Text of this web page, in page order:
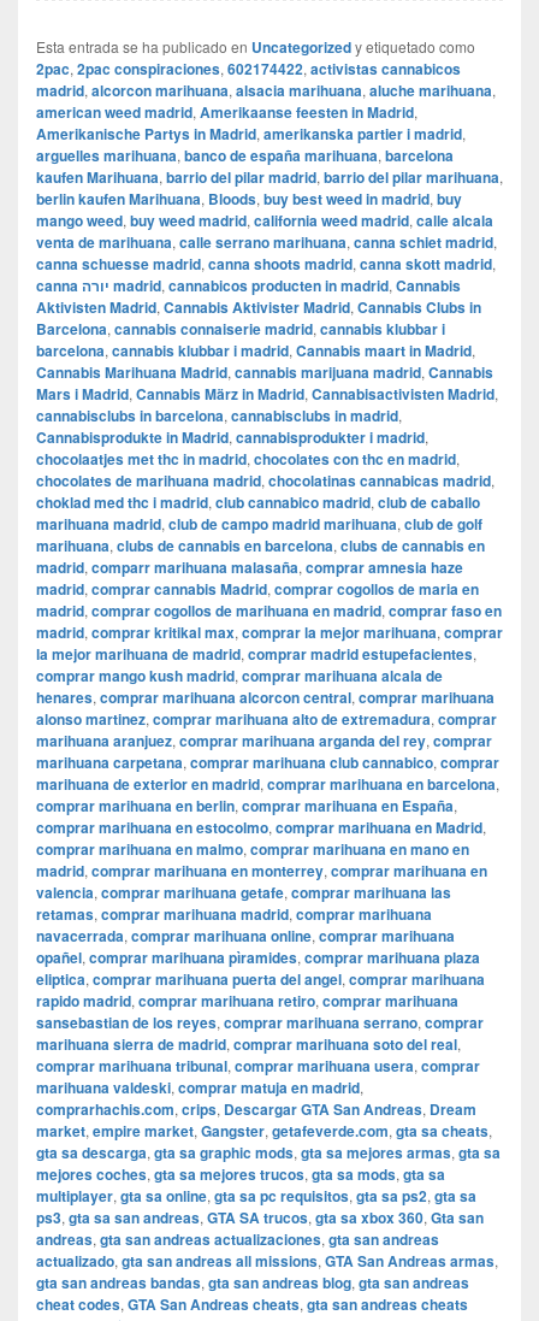
Esta entrada se ha publicado en Uncategorizedy etiquetado como
2pac, 2pac conspiraciones, 602174422, activistas cannabicos
madrid, alcorcon marihuana, alsacia marihuana, aluche marihuana,
american weed madrid, Amerikaanse feesten in Madrid,
Amerikanische Partys in Madrid, amerikanska partier i madrid,
arguelles marihuana, banco de españa marihuana, barcelona
kaufen Marihuana, barrio del pilar madrid, barrio del pilar marihuana,
berlin kaufen Marihuana, Bloods, buy best weed in madrid, buy
mango weed, buy weed madrid, california weed madrid, calle alcala
venta de marihuana, calle serrano marihuana, canna schiet madrid,
canna schuesse madrid, canna shoots madrid, canna skott madrid,
canna יורה madrid, cannabicos producten in madrid, Cannabis
Aktivisten Madrid, Cannabis Aktivister Madrid, Cannabis Clubs in
Barcelona, cannabis connaiserie madrid, cannabis klubbar i
barcelona, cannabis klubbar i madrid, Cannabis maart in Madrid,
Cannabis Marihuana Madrid, cannabis marijuana madrid, Cannabis
Mars i Madrid, Cannabis März in Madrid, Cannabisactivisten Madrid,
cannabisclubs in barcelona, cannabisclubs in madrid,
Cannabisprodukte in Madrid, cannabisprodukter i madrid,
chocolaatjes met thc in madrid, chocolates con thc en madrid,
chocolates de marihuana madrid, chocolatinas cannabicas madrid,
choklad med thc i madrid, club cannabico madrid, club de caballo
marihuana madrid, club de campo madrid marihuana, club de golf
marihuana, clubs de cannabis en barcelona, clubs de cannabis en
madrid, comparr marihuana malasaña, comprar amnesia haze
madrid, comprar cannabis Madrid, comprar cogollos de maria en
madrid, comprar cogollos de marihuana en madrid, comprar faso en
madrid, comprar kritikal max, comprar la mejor marihuana, comprar
la mejor marihuana de madrid, comprar madrid estupefacientes,
comprar mango kush madrid, comprar marihuana alcala de
henares, comprar marihuana alcorcon central, comprar marihuana
alonso martinez, comprar marihuana alto de extremadura, comprar
marihuana aranjuez, comprar marihuana arganda del rey, comprar
marihuana carpetana, comprar marihuana club cannabico, comprar
marihuana de exterior en madrid, comprar marihuana en barcelona,
comprar marihuana en berlin, comprar marihuana en España,
comprar marihuana en estocolmo, comprar marihuana en Madrid,
comprar marihuana en malmo, comprar marihuana en mano en
madrid, comprar marihuana en monterrey, comprar marihuana en
valencia, comprar marihuana getafe, comprar marihuana las
retamas, comprar marihuana madrid, comprar marihuana
navacerrada, comprar marihuana online, comprar marihuana
opañel, comprar marihuana pìramides, comprar marihuana plaza
eliptica, comprar marihuana puerta del angel, comprar marihuana
rapido madrid, comprar marihuana retiro, comprar marihuana
sansebastian de los reyes, comprar marihuana serrano, comprar
marihuana sierra de madrid, comprar marihuana soto del real,
comprar marihuana tribunal, comprar marihuana usera, comprar
marihuana valdeski, comprar matuja en madrid,
comprarhachis.com, crips, Descargar GTA San Andreas, Dream
market, empire market, Gangster, getafeverde.com, gta sa cheats,
gta sa descarga, gta sa graphic mods, gta sa mejores armas, gta sa
mejores coches, gta sa mejores trucos, gta sa mods, gta sa
multiplayer, gta sa online, gta sa pc requisitos, gta sa ps2, gta sa
ps3, gta sa san andreas, GTA SA trucos, gta sa xbox 360, Gta san
andreas, gta san andreas actualizaciones, gta san andreas
actualizado, gta san andreas all missions, GTA San Andreas armas,
gta san andreas bandas, gta san andreas blog, gta san andreas
cheat codes, GTA San Andreas cheats, gta san andreas cheats